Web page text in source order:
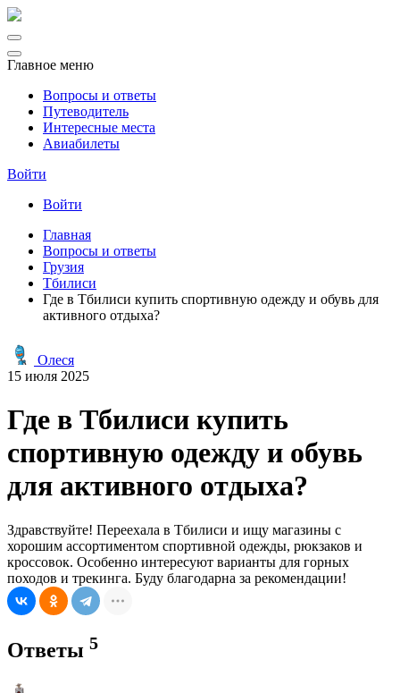
Главное меню
Вопросы и ответы
Путеводитель
Интересные места
Авиабилеты
Войти
Войти
Главная
Вопросы и ответы
Грузия
Тбилиси
Где в Тбилиси купить спортивную одежду и обувь для
активного отдыха?
Олеся
15 июля 2025
Где в Тбилиси купить
спортивную одежду и обувь
для активного отдыха?
Здравствуйте! Переехала в Тбилиси и ищу магазины с
хорошим ассортиментом спортивной одежды, рюкзаков и
кроссовок. Особенно интересуют варианты для горных
походов и трекинга. Буду благодарна за рекомендации!
Ответы 5